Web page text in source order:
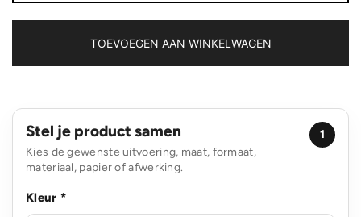
rvs
vacuümmok
TOEVOEGEN AAN WINKELWAGEN
Stel je product samen
Kies de gewenste uitvoering, maat, formaat,
materiaal, papier of afwerking.
1
Kleur *